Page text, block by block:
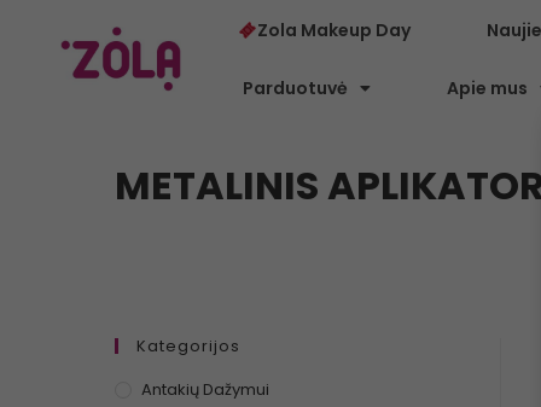
Zola Makeup Day
Parduotuvė Apie mus
METALINIS
Kategorijos
Antakių Dažymui